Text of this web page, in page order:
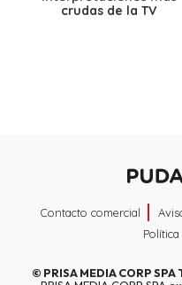
crudas de la TV
Contacto comercial
© PRISA MEDIA CORP SPA